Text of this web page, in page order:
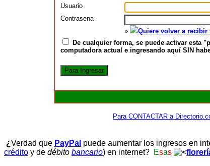
Usuario
Contrasena
»
Quiere volver a recibir
De cualquier forma, se puede activar esta
computadora actual e ingresando aquí SIN
Para CONTACTAR a
¿Verdad que PayPal puede aumentar los ingresos en
crédito y de débito bancario) en internet? Esas